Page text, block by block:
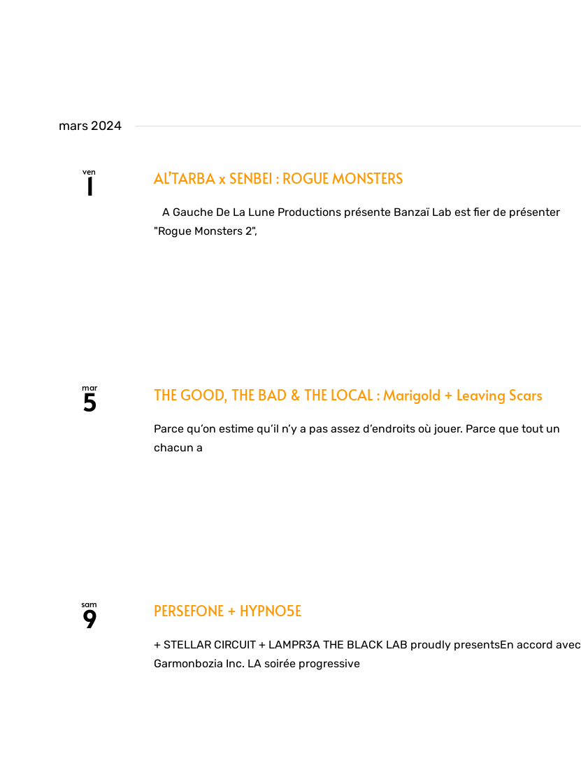
mars 2024
ven
1 AL’TARBA x SENBEI : ROGUE MONSTERS
A Gauche De La Lune Productions présente Banzaï Lab est fier de présenter
"Rogue Monsters 2",
mar
5 THE GOOD, THE BAD & THE LOCAL : Marigold + Leaving Scars
Parce qu’on estime qu’il n’y a pas assez d’endroits où jouer. Parce que tout un
chacun a
sam
9 PERSEFONE + HYPNO5E
+ STELLAR CIRCUIT + LAMPR3A THE BLACK LAB proudly presentsEn accord avec
Garmonbozia Inc. LA soirée progressive